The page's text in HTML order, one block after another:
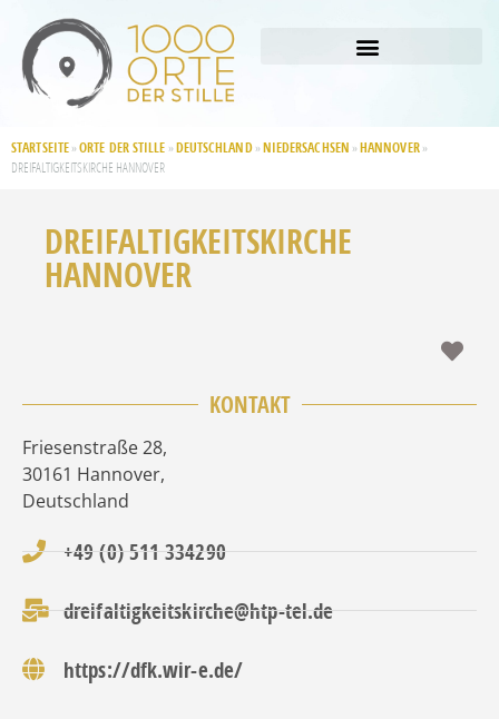
STARTSEITE » ORTE DER STILLE » DEUTSCHLAND» NIEDERSACHSEN » HANNOVER»
DREIFALTIGKEITSKIRCHE HANNOVER
DREIFALTIGKEITSKIRCHE
HANNOVER
KONTAKT
Friesenstraße 28,
30161 Hannover,
Deutschland
+49 (0) 511 334290
dreifaltigkeitskirche@htp-tel.de
https://dfk.wir-e.de/